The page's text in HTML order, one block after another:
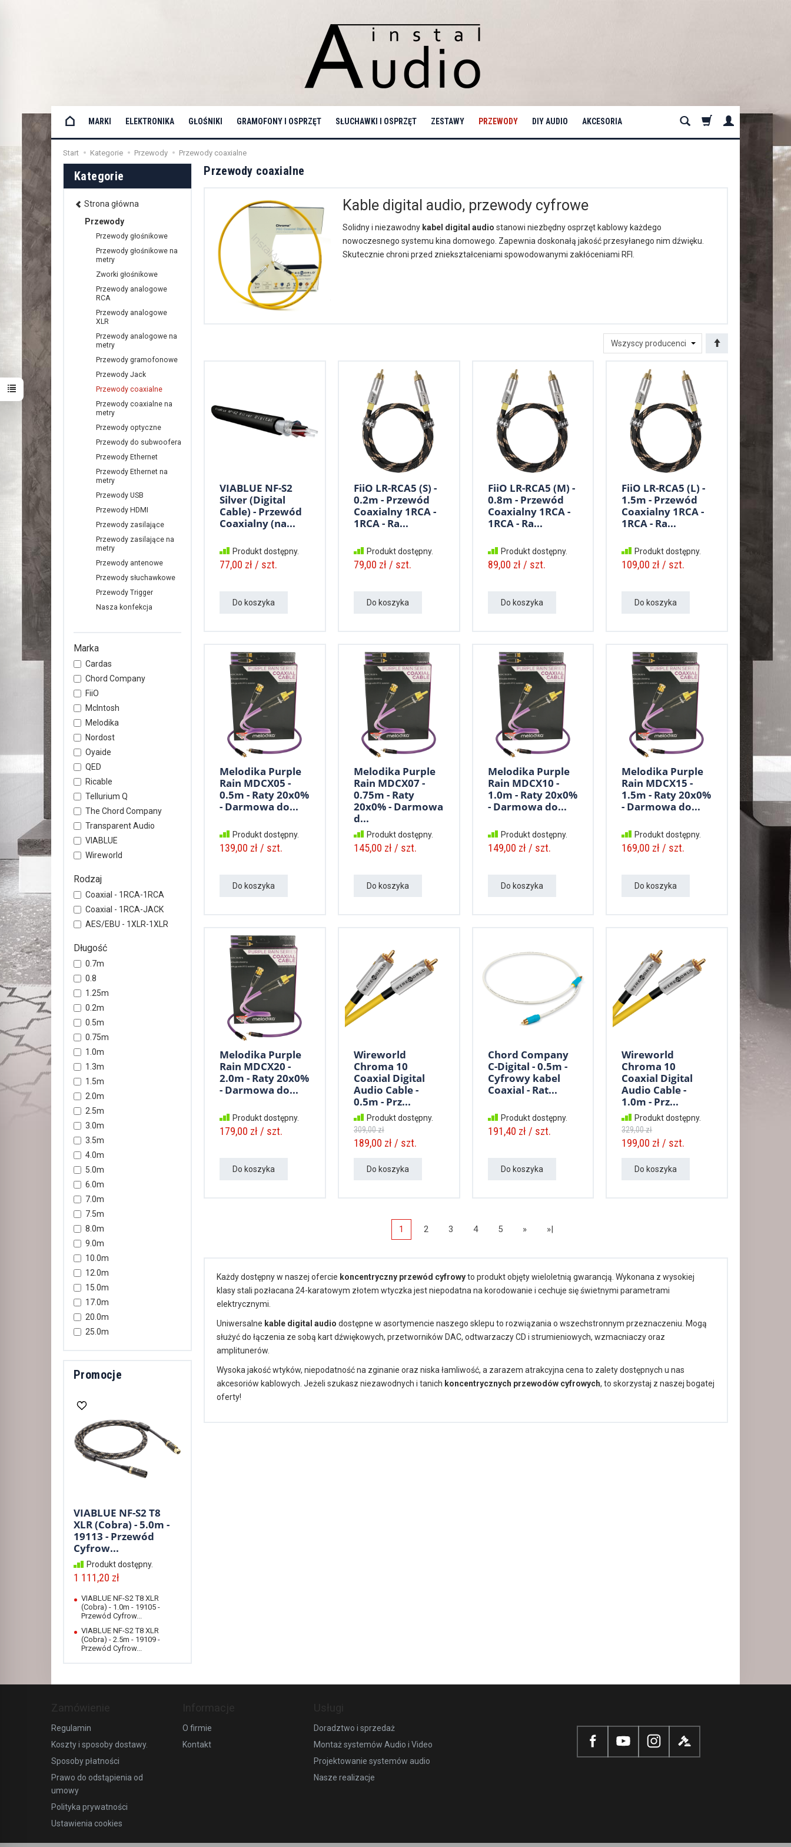
MARKI ELEKTRONIKA GŁOŚNIKI GRAMOFONY I OSPRZĘT SŁUCHAWKI I OSPRZĘT ZESTAWY PRZEWODY DIY AUDIO AKCESORIA
Start Kategorie Przewody Przewody coaxialne
Przewody coaxialne
Kable digital audio, przewody cyfrowe
Solidny i niezawodny kabel digital audio stanowi niezbędny osprzęt kablowy każdego
nowoczesnego systemu kina domowego. Zapewnia doskonałą jakość przesyłanego nim dźwięku.
Skutecznie chroni przed zniekształceniami spowodowanymi zakłóceniami RFI.
VIABLUE NF-S2
Silver (Digital
Cable) - Przewód
Coaxialny (na...
Produkt dostępny.
77,00 zł / szt.
Do koszyka
FiiO LR-RCA5 (S) -
0.2m - Przewód
Coaxialny 1RCA -
1RCA - Ra...
Produkt dostępny.
79,00 zł / szt.
Do koszyka
FiiO LR-RCA5 (M) -
0.8m - Przewód
Coaxialny 1RCA -
1RCA - Ra...
Produkt dostępny.
89,00 zł / szt.
Do koszyka
FiiO LR-RCA5 (L) -
1.5m - Przewód
Coaxialny 1RCA -
1RCA - Ra...
Produkt dostępny.
109,00 zł / szt.
Do koszyka
Melodika Purple
Rain MDCX05 -
0.5m - Raty 20x0%
- Darmowa do...
Produkt dostępny.
139,00 zł / szt.
Do koszyka
Melodika Purple
Rain MDCX07 -
0.75m - Raty
20x0% - Darmowa
d...
Produkt dostępny.
145,00 zł / szt.
Do koszyka
Melodika Purple
Rain MDCX10 -
1.0m - Raty 20x0%
- Darmowa do...
Produkt dostępny.
149,00 zł / szt.
Do koszyka
Melodika Purple
Rain MDCX15 -
1.5m - Raty 20x0%
- Darmowa do...
Produkt dostępny.
169,00 zł / szt.
Do koszyka
Melodika Purple
Rain MDCX20 -
2.0m - Raty 20x0%
- Darmowa do...
Produkt dostępny.
179,00 zł / szt.
Do koszyka
Wireworld
Chroma 10
Coaxial Digital
Audio Cable -
0.5m - Prz...
Produkt dostępny.
309,00 zł
189,00 zł / szt.
Do koszyka
Chord Company
C-Digital - 0.5m -
Cyfrowy kabel
Coaxial - Rat...
Produkt dostępny.
191,40 zł / szt.
Do koszyka
Wireworld
Chroma 10
Coaxial Digital
Audio Cable -
1.0m - Prz...
Produkt dostępny.
329,00 zł
199,00 zł / szt.
Do koszyka
1 2 3 4 5 » »|
Każdy dostępny w naszej ofercie koncentryczny przewód cyfrowyto produkt objęty wieloletnią gwarancją. Wykonana z wysokiej
klasy stali pozłacana 24-karatowym złotem wtyczka jest niepodatna na korodowanie i cechuje się świetnymi parametrami
elektrycznymi.
Uniwersalne kable digital audiodostępne w asortymencie naszego sklepu to rozwiązania o wszechstronnym przeznaczeniu. Mogą
służyć do łączenia ze sobą kart dźwiękowych, przetworników DAC, odtwarzaczy CD i strumieniowych, wzmacniaczy oraz
amplitunerów.
Wysoka jakość wtyków, niepodatność na zginanie oraz niska łamliwość, a zarazem atrakcyjna cena to zalety dostępnych u nas
akcesoriów kablowych. Jeżeli szukasz niezawodnych i tanich koncentrycznych przewodów cyfrowych, to skorzystaj z naszej bogatej
oferty!
Kategorie
Strona główna
Przewody
Przewody głośnikowe
Przewody głośnikowe na
metry
Zworki głośnikowe
Przewody analogowe
RCA
Przewody analogowe
XLR
Przewody analogowe na
metry
Przewody gramofonowe
Przewody Jack
Przewody coaxialne
Przewody coaxialne na
metry
Przewody optyczne
Przewody do subwoofera
Przewody Ethernet
Przewody Ethernet na
metry
Przewody USB
Przewody HDMI
Przewody zasilające
Przewody zasilające na
metry
Przewody antenowe
Przewody słuchawkowe
Przewody Trigger
Nasza konfekcja
Marka
Cardas
Chord Company
FiiO
McIntosh
Melodika
Nordost
Oyaide
QED
Ricable
Tellurium Q
The Chord Company
Transparent Audio
VIABLUE
Wireworld
Rodzaj
Coaxial - 1RCA-1RCA
Coaxial - 1RCA-JACK
AES/EBU - 1XLR-1XLR
Długość
0.7m
0.8
1.25m
0.2m
0.5m
0.75m
1.0m
1.3m
1.5m
2.0m
2.5m
3.0m
3.5m
4.0m
5.0m
6.0m
7.0m
7.5m
8.0m
9.0m
10.0m
12.0m
15.0m
17.0m
20.0m
25.0m
Promocje
VIABLUE NF-S2 T8
XLR (Cobra) - 5.0m -
19113 - Przewód
Cyfrow...
Produkt dostępny.
1 111,20 zł
VIABLUE NF-S2 T8 XLR
(Cobra) - 1.0m - 19105 -
Przewód Cyfrow...
VIABLUE NF-S2 T8 XLR
(Cobra) - 2.5m - 19109 -
Przewód Cyfrow...
Regulamin
Koszty i sposoby dostawy.
Sposoby płatności
Prawo do odstąpienia od
umowy
Polityka prywatności
Ustawienia cookies
O firmie
Kontakt
Doradztwo i sprzedaż
Montaż systemów Audio i Video
Projektowanie systemów audio
Nasze realizacje